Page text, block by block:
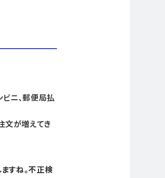
ニ、郵便局払
文が増えてき
すね。不正検